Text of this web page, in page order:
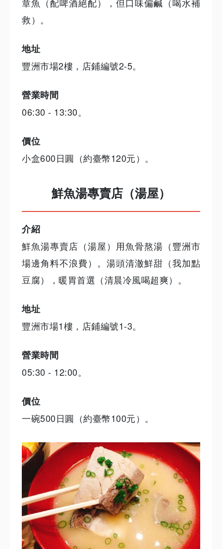
救）。
地址
豐洲市場2樓，店鋪編號2-5。
營業時間
06:30 - 13:30。
價位
小盒600日圓（約臺幣120元）。
鮮魚湯專賣店（湯屋）
介紹
鮮魚湯專賣店（湯屋）用魚骨熬湯（豐洲市
場邊角料不浪費）。湯頭清澈鮮甜（我加點
豆腐），暖胃首選（清晨冷風喝超爽）。
地址
豐洲市場1樓，店鋪編號1-3。
營業時間
05:30 - 12:00。
價位
一碗500日圓（約臺幣100元）。